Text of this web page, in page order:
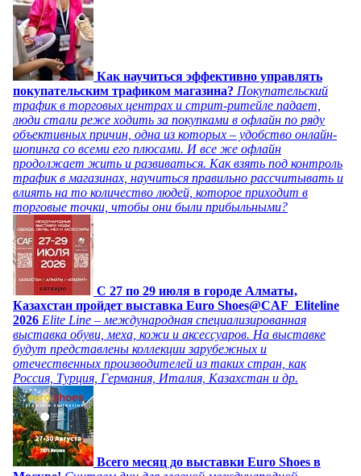
Как научиться эффективно управлять
покупательским трафиком магазина? Покупательский
трафик в торговых центрах и стрит-ритейле падает,
люди стали реже ходить за покупками в офлайн по ряду
объективных причин, одна из которых – удобство онлайн-
шопинга со всеми его плюсами. И все же офлайн
продолжает жить и развиваться. Как взять под контроль
трафик в магазинах, научиться правильно рассчитывать и
влиять на то количество людей, которое приходит в
торговые точки, чтобы они были прибыльными?
C 27 по 29 июля в городе Алматы,
Казахстан пройдет выставка Euro Shoes@CAF_Eliteline
2026 Elite Line – международная специализированная
выставка обуви, меха, кожи и аксессуаров. На выставке
будут представлены коллекции зарубежных и
отечественных производителей из таких стран, как
Россия, Турция, Германия, Италия, Казахстан и др.
Всего месяц до выставки Euro Shoes в